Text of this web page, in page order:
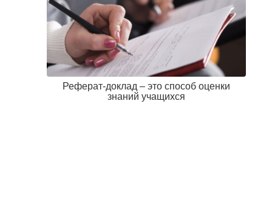
Реферат-доклад – это способ оценки
знаний учащихся